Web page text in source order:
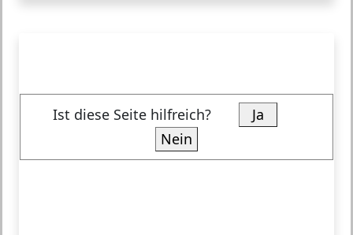
Ist diese Seite hilfreich?
Ja
Nein